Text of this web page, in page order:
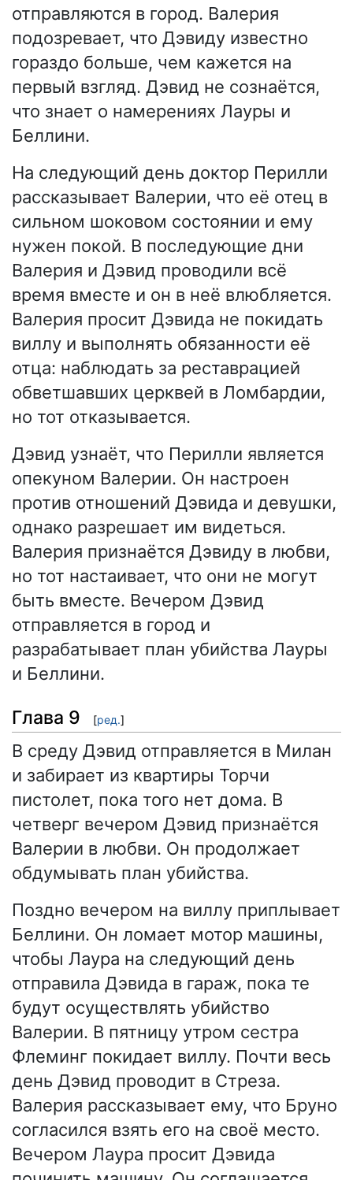
отправляются в город. Валерия
подозревает, что Дэвиду известно
гораздо больше, чем кажется на
первый взгляд. Дэвид не сознаётся,
что знает о намерениях Лауры и
Беллини.
На следующий день доктор Перилли
рассказывает Валерии, что её отец в
сильном шоковом состоянии и ему
нужен покой. В последующие дни
Валерия и Дэвид проводили всё
время вместе и он в неё влюбляется.
Валерия просит Дэвида не покидать
виллу и выполнять обязанности её
отца: наблюдать за реставрацией
обветшавших церквей в Ломбардии,
но тот отказывается.
Дэвид узнаёт, что Перилли является
опекуном Валерии. Он настроен
против отношений Дэвида и девушки,
однако разрешает им видеться.
Валерия признаётся Дэвиду в любви,
но тот настаивает, что они не могут
быть вместе. Вечером Дэвид
отправляется в город и
разрабатывает план убийства Лауры
и Беллини.
Глава 9 [ред.]
В среду Дэвид отправляется в Милан
и забирает из квартиры Торчи
пистолет, пока того нет дома. В
четверг вечером Дэвид признаётся
Валерии в любви. Он продолжает
обдумывать план убийства.
Поздно вечером на виллу приплывает
Беллини. Он ломает мотор машины,
чтобы Лаура на следующий день
отправила Дэвида в гараж, пока те
будут осуществлять убийство
Валерии. В пятницу утром сестра
Флеминг покидает виллу. Почти весь
день Дэвид проводит в Стреза.
Валерия рассказывает ему, что Бруно
согласился взять его на своё место.
Вечером Лаура просит Дэвида